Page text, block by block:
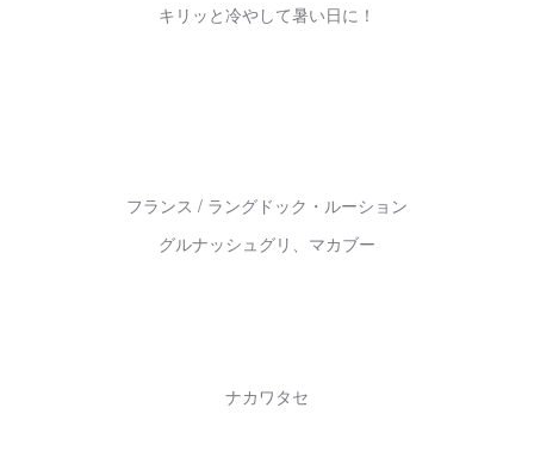
キリッと冷やして暑い日に！
フランス / ラングドック・ルーション
グルナッシュグリ、マカブー
ナカワタセ